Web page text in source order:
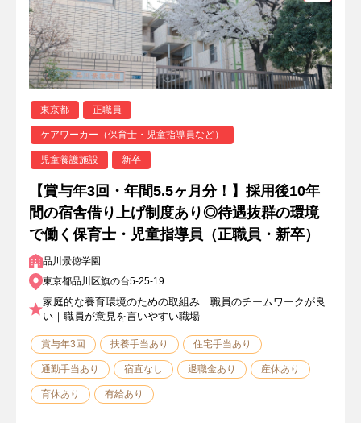
東京都 正職員
ケアワーカー（保育士・児童指導員など）
児童養護施設 新卒
【賞与年3回・年間5.5ヶ月分！】採用後10年
間の宿舎借り上げ制度あり◎待遇抜群の環境
で働く保育士・児童指導員（正職員・新卒）
品川景徳学園
東京都品川区旗の台5-25-19
家庭的な養育環境のための取組み｜職員のチームワークが良
い｜職員が意見を言いやすい職場
賞与年3回 扶養手当あり 住宅手当あり
通勤手当あり 宿直なし 退職金あり 産休あり
育休あり 有給あり